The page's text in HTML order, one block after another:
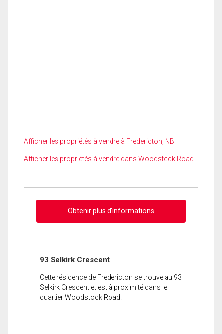
Afficher les propriétés à vendre à Fredericton, NB
Afficher les propriétés à vendre dans Woodstock Road
Obtenir plus d'informations
93 Selkirk Crescent
Cette résidence de Fredericton se trouve au 93
Selkirk Crescent et est à proximité dans le
quartier Woodstock Road.